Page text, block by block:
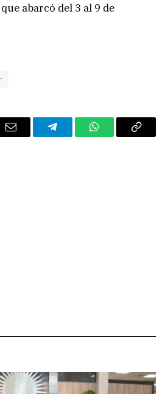
abarcó del 3 al 9 de
Email TelegramWhatsAppCopy